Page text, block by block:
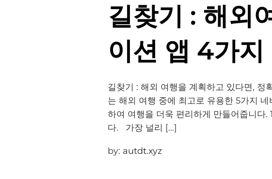
길찾기 : 해외
이션 앱 4가지
길찾기 : 해외 여행을 계획하고 있다면, 정
는 해외 여행 중에 최고로 유용한 5가지
하여 여행을 더욱 편리하게 만들어줍니다
다. 가장 널리 […]
by: autdt.xyz